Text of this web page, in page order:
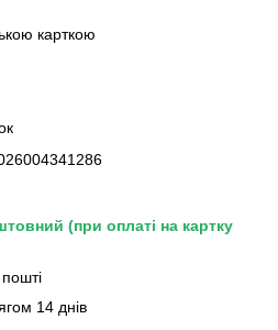
карткою
(при оплаті на картку
14 днів